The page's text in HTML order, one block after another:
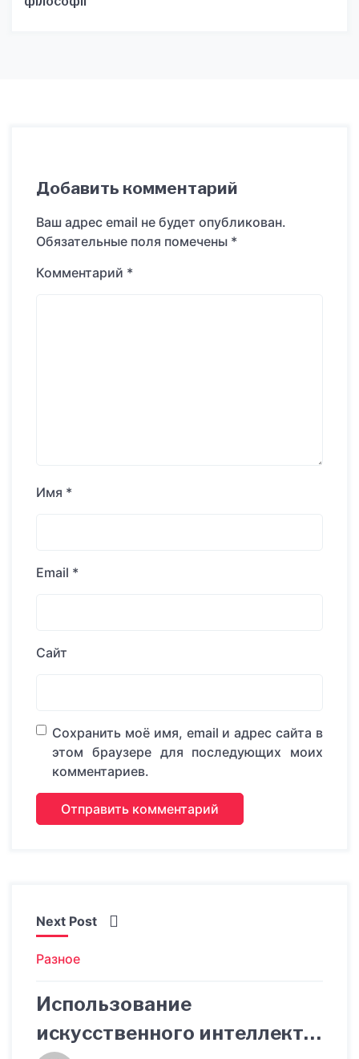
Добавить комментарий
Ваш адрес email не будет опубликован.
Обязательные поля помечены *
Комментарий *
Имя *
Email *
Сайт
Сохранить моё имя, email и адрес сайта в
этом браузере для последующих моих
комментариев.
Next Post
Разное
Использование
искусственного интеллекта